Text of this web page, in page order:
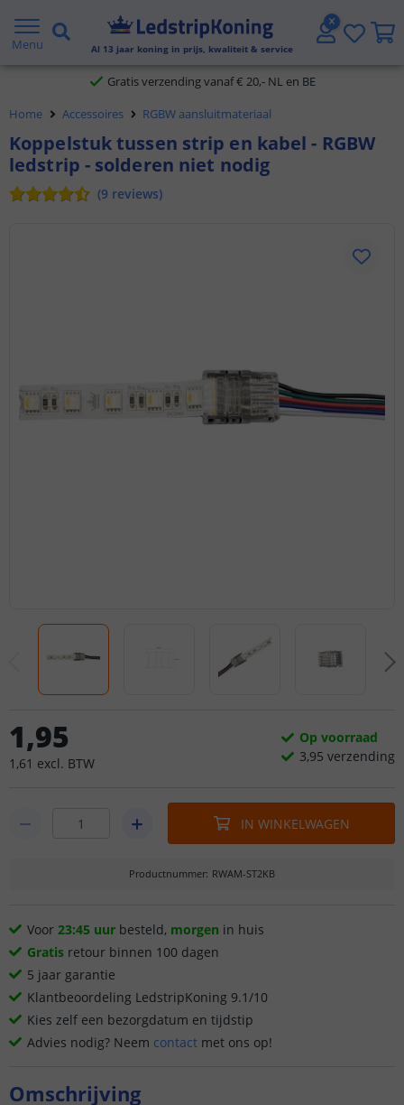
Menu Al 13 jaar koning in prijs, kwaliteit & service
5 jaar garantie
Gratis verzending vanaf € 20,- NL en BE
Klantbeoordeling 9.1
Voor 23:45 uur besteld,morgen in huis
Home Accessoires RGBW aansluitmateriaal
Koppelstuk tussen strip en kabel - RGBW
ledstrip - solderen niet nodig
(9 reviews)
1,95
1 ,61 excl. BTW
Op voorraad
3,95 verzending
IN WINKELWAGEN
Productnummer: RWAM-ST2KB
Voor 23:45 uur besteld, morgen in huis
Gratis retour binnen 100 dagen
5 jaar garantie
Klantbeoordeling LedstripKoning 9.1/10
Kies zelf een bezorgdatum en tijdstip
Advies nodig? Neem contact met ons op!
Omschrijving